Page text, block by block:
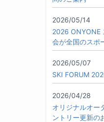
2026/05/14
2026 ONYONE
会が全国のスポ
2026/05/07
SKI FORUM
2026/04/28
オリジナルオー
ントリー更新の